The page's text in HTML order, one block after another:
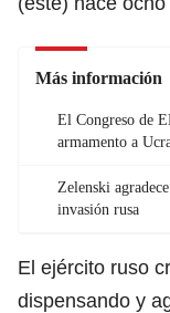
Más información
El Congreso de
armamento a
Zelenski
invasión rusa
El ejército ruso
dispensando y